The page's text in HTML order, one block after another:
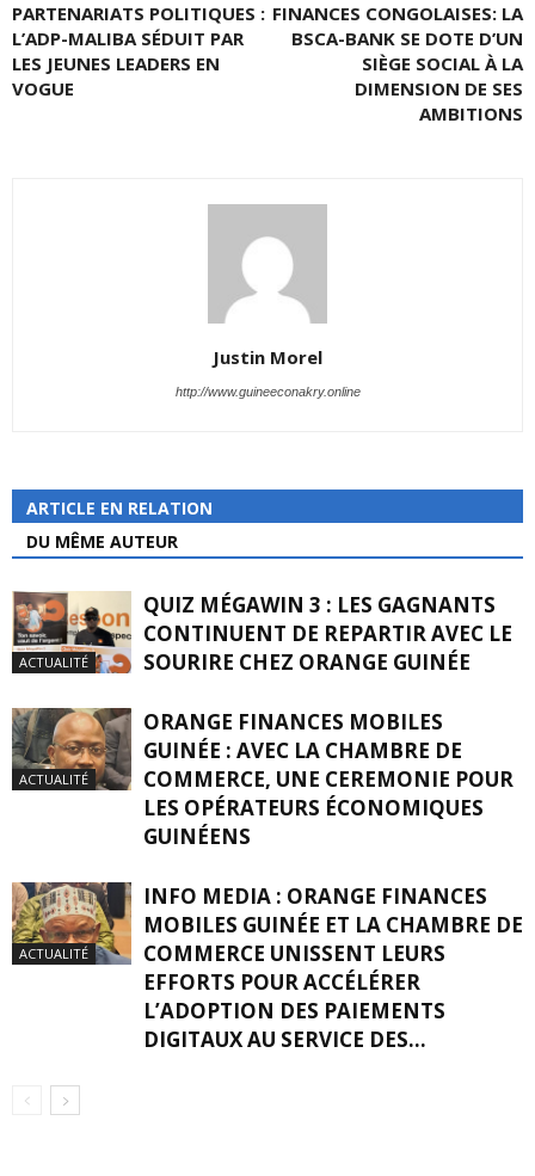
PARTENARIATS POLITIQUES :
L’ADP-MALIBA SÉDUIT PAR
LES JEUNES LEADERS EN
VOGUE
FINANCES CONGOLAISES: LA
BSCA-BANK SE DOTE D’UN
SIÈGE SOCIAL À LA
DIMENSION DE SES
AMBITIONS
Justin Morel
http://www.guineeconakry.online
ARTICLE EN RELATION
DU MÊME AUTEUR
ACTUALITÉ
QUIZ MÉGAWIN 3 : LES GAGNANTS
CONTINUENT DE REPARTIR AVEC LE
SOURIRE CHEZ ORANGE GUINÉE
ACTUALITÉ
ORANGE FINANCES MOBILES
GUINÉE : AVEC LA CHAMBRE DE
COMMERCE, UNE CEREMONIE POUR
LES OPÉRATEURS ÉCONOMIQUES
GUINÉENS
ACTUALITÉ
INFO MEDIA : ORANGE FINANCES
MOBILES GUINÉE ET LA CHAMBRE DE
COMMERCE UNISSENT LEURS
EFFORTS POUR ACCÉLÉRER
L’ADOPTION DES PAIEMENTS
DIGITAUX AU SERVICE DES...